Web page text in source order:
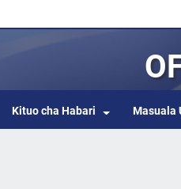
Kituo cha Habari Masuala